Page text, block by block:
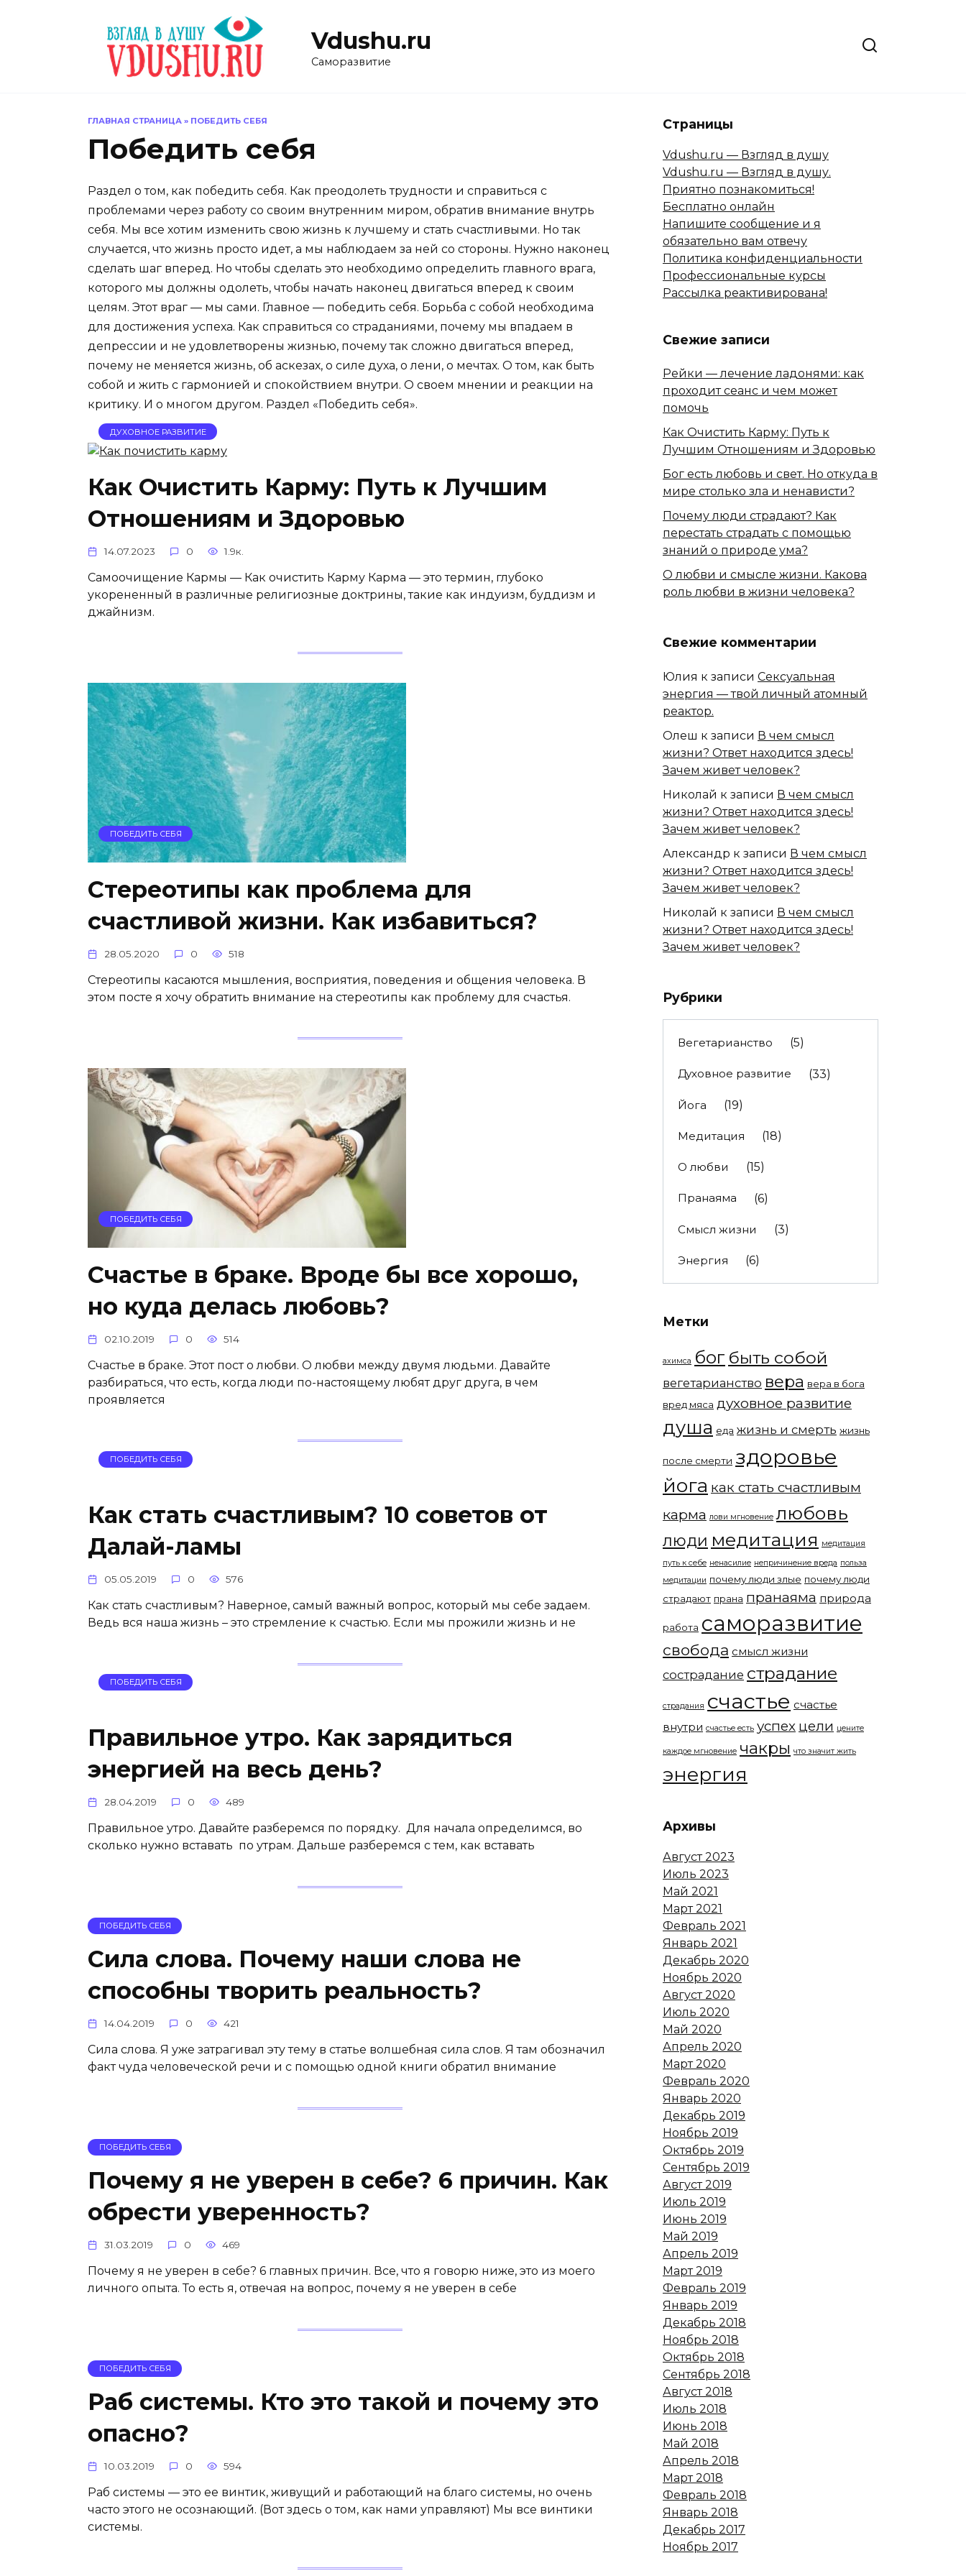
Vdushu.ru
Саморазвитие
ГЛАВНАЯ СТРАНИЦА » ПОБЕДИТЬ СЕБЯ
Победить себя
Раздел о том, как победить себя. Как преодолеть трудности и справиться с
проблемами через работу со своим внутренним миром, обратив внимание внутрь
себя. Мы все хотим изменить свою жизнь к лучшему и стать счастливыми. Но так
случается, что жизнь просто идет, а мы наблюдаем за ней со стороны. Нужно наконец
сделать шаг вперед. Но чтобы сделать это необходимо определить главного врага,
которого мы должны одолеть, чтобы начать наконец двигаться вперед к своим
целям. Этот враг — мы сами. Главное — победить себя. Борьба с собой необходима
для достижения успеха. Как справиться со страданиями, почему мы впадаем в
депрессии и не удовлетворены жизнью, почему так сложно двигаться вперед,
почему не меняется жизнь, об аскезах, о силе духа, о лени, о мечтах. О том, как быть
собой и жить с гармонией и спокойствием внутри. О своем мнении и реакции на
критику. И о многом другом. Раздел «Победить себя».
ДУХОВНОЕ РАЗВИТИЕ
Как Очистить Карму: Путь к Лучшим
Отношениям и Здоровью
14.07.2023 0 1.9к.
Самоочищение Кармы — Как очистить Карму Карма — это термин, глубоко
укорененный в различные религиозные доктрины, такие как индуизм, буддизм и
джайнизм.
ПОБЕДИТЬ СЕБЯ
Стереотипы как проблема для
счастливой жизни. Как избавиться?
28.05.2020 0 518
Стереотипы касаются мышления, восприятия, поведения и общения человека. В
этом посте я хочу обратить внимание на стереотипы как проблему для счастья.
ПОБЕДИТЬ СЕБЯ
Счастье в браке. Вроде бы все хорошо,
но куда делась любовь?
02.10.2019 0 514
Счастье в браке. Этот пост о любви. О любви между двумя людьми. Давайте
разбираться, что есть, когда люди по-настоящему любят друг друга, в чем
проявляется
ПОБЕДИТЬ СЕБЯ
Как стать счастливым? 10 советов от
Далай-ламы
05.05.2019 0 576
Как стать счастливым? Наверное, самый важный вопрос, который мы себе задаем.
Ведь вся наша жизнь – это стремление к счастью. Если мы прожили жизнь и не
ПОБЕДИТЬ СЕБЯ
Правильное утро. Как зарядиться
энергией на весь день?
28.04.2019 0 489
Правильное утро. Давайте разберемся по порядку. Для начала определимся, во
сколько нужно вставать по утрам. Дальше разберемся с тем, как вставать
ПОБЕДИТЬ СЕБЯ
Сила слова. Почему наши слова не
способны творить реальность?
14.04.2019 0 421
Сила слова. Я уже затрагивал эту тему в статье волшебная сила слов. Я там обозначил
факт чуда человеческой речи и с помощью одной книги обратил внимание
ПОБЕДИТЬ СЕБЯ
Почему я не уверен в себе? 6 причин. Как
обрести уверенность?
31.03.2019 0 469
Почему я не уверен в себе? 6 главных причин. Все, что я говорю ниже, это из моего
личного опыта. То есть я, отвечая на вопрос, почему я не уверен в себе
ПОБЕДИТЬ СЕБЯ
Раб системы. Кто это такой и почему это
опасно?
10.03.2019 0 594
Раб системы — это ее винтик, живущий и работающий на благо системы, но очень
часто этого не осознающий. (Вот здесь о том, как нами управляют) Мы все винтики
системы.
Страницы
Vdushu.ru — Взгляд в душу
Vdushu.ru — Взгляд в душу.
Приятно познакомиться!
Бесплатно онлайн
Напишите сообщение и я
обязательно вам отвечу
Политика конфиденциальности
Профессиональные курсы
Рассылка реактивирована!
Свежие записи
Рейки — лечение ладонями: как
проходит сеанс и чем может
помочь
Как Очистить Карму: Путь к
Лучшим Отношениям и Здоровью
Бог есть любовь и свет. Но откуда в
мире столько зла и ненависти?
Почему люди страдают? Как
перестать страдать с помощью
знаний о природе ума?
О любви и смысле жизни. Какова
роль любви в жизни человека?
Свежие комментарии
Юлия к записи Сексуальная
энергия — твой личный атомный
реактор.
Олеш к записи В чем смысл
жизни? Ответ находится здесь!
Зачем живет человек?
Николай к записи В чем смысл
жизни? Ответ находится здесь!
Зачем живет человек?
Александр к записи В чем смысл
жизни? Ответ находится здесь!
Зачем живет человек?
Николай к записи В чем смысл
жизни? Ответ находится здесь!
Зачем живет человек?
Рубрики
Вегетарианство (5)
Духовное развитие (33)
Йога (19)
Медитация (18)
О любви (15)
Пранаяма (6)
Смысл жизни (3)
Энергия (6)
Метки
ахимса бог быть собой
вегетарианство вера вера в бога
вред мяса духовное развитие
душа еда жизнь и смерть жизнь
после смерти здоровье
йога как стать счастливым
карма лови мгновение любовь
люди медитация медитация
путь к себе ненасилие непричинение вреда польза
медитации почему люди злые почему люди
страдают прана пранаяма природа
работа саморазвитие
свобода смысл жизни
сострадание страдание
страдания счастье счастье
внутри счастье есть успех цели цените
каждое мгновение чакры что значит жить
энергия
Архивы
Август 2023
Июль 2023
Май 2021
Март 2021
Февраль 2021
Январь 2021
Декабрь 2020
Ноябрь 2020
Август 2020
Июль 2020
Май 2020
Апрель 2020
Март 2020
Февраль 2020
Январь 2020
Декабрь 2019
Ноябрь 2019
Октябрь 2019
Сентябрь 2019
Август 2019
Июль 2019
Июнь 2019
Май 2019
Апрель 2019
Март 2019
Февраль 2019
Январь 2019
Декабрь 2018
Ноябрь 2018
Октябрь 2018
Сентябрь 2018
Август 2018
Июль 2018
Июнь 2018
Май 2018
Апрель 2018
Март 2018
Февраль 2018
Январь 2018
Декабрь 2017
Ноябрь 2017